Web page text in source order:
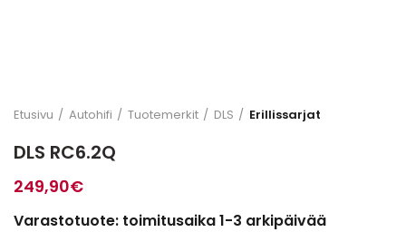
Etusivu Autohifi Tuotemerkit DLS Erillissarjat
DLS RC6.2Q
249,90€
Varastotuote: toimitusaika 1-3 arkipäivää